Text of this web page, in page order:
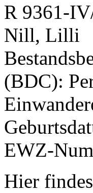
R 9361-
Nill, Lilli
(BDC):
EWZ-
Hier